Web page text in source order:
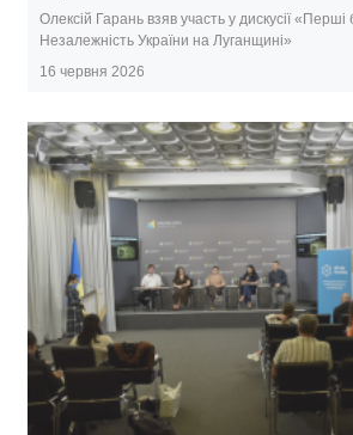
Олексій Гарань взяв участь у дискусії «Перші
Незалежність України на Луганщині»
16 червня 2026